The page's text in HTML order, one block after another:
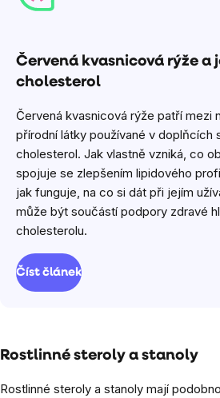
Červená kvasnicová rýže a
cholesterol
Červená kvasnicová rýže patří mezi
přírodní látky používané v doplňcích
cholesterol. Jak vlastně vzniká, co
spojuje se zlepšením lipidového
jak funguje, na co si dát při jejím
může být součástí podpory zdravé
cholesterolu.
Číst článek
Rostlinné steroly a stanoly
Rostlinné steroly a stanoly mají